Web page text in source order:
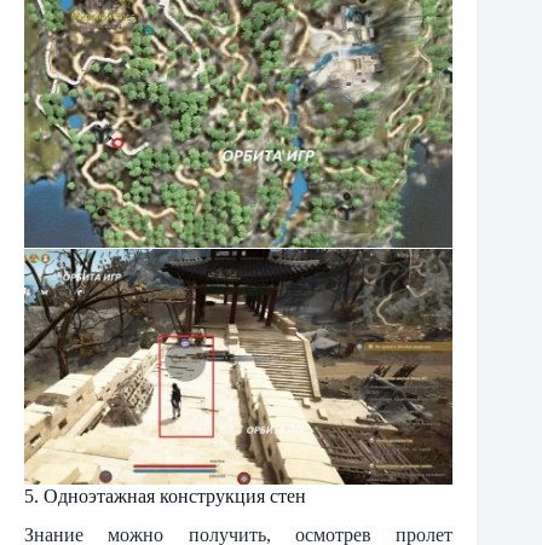
5. Одноэтажная конструкция стен
Знание можно получить, осмотрев пролет